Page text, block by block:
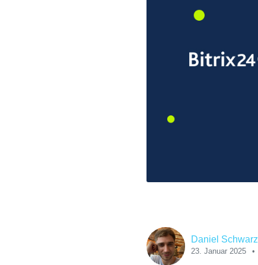
Daniel Schwarz
23. Januar 2025